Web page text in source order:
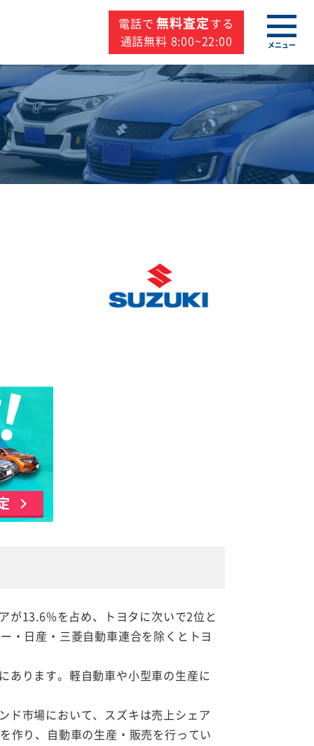
電話で 無料査定する
通話無料 8:00~22:00
メニュー
が13.6%を占め、トヨタに次いで2位と
・日産・三菱自動車連合を除くとトヨ
あります。軽自動車や小型車の生産に
ド市場において、スズキは売上シェア
作り、自動車の生産・販売を行ってい